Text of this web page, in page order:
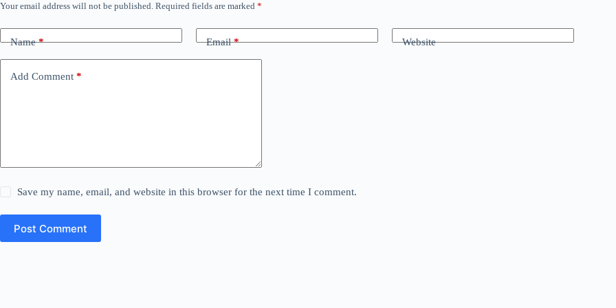
Your email address will not be published. Required fields are marked *
Name* Email* Website
Add Comment *
Save my name, email, and website in this browser for the next time I comment.
Post Comment